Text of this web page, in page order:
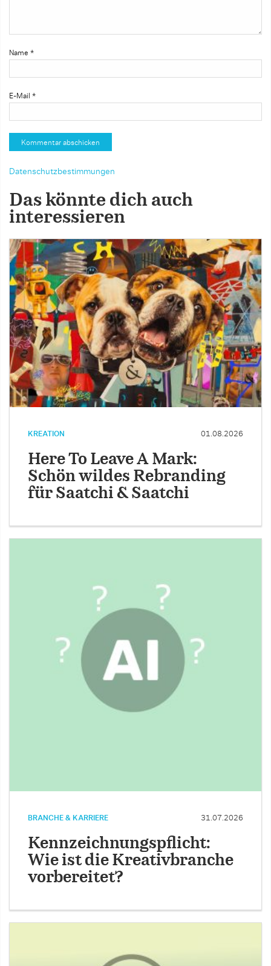
Name *
E-Mail *
Datenschutzbestimmungen
Das könnte dich auch
interessieren
KREATION 01.08.2026
Here To Leave A Mark:
Schön wildes Rebranding
für Saatchi & Saatchi
BRANCHE & KARRIERE 31.07.2026
Kennzeichnungspflicht:
Wie ist die Kreativbranche
vorbereitet?